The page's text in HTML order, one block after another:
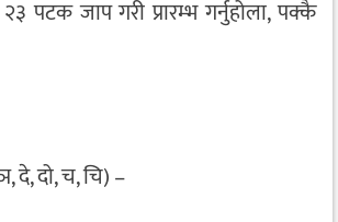
पटक जाप गरी प्रारम्भ गर्नुहोला, पक्कै
दे, दो, च, चि) –